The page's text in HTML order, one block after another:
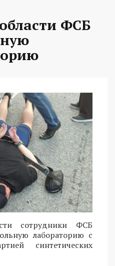
ФСБ
сотрудники ФСБ
лабораторию с
синтетических